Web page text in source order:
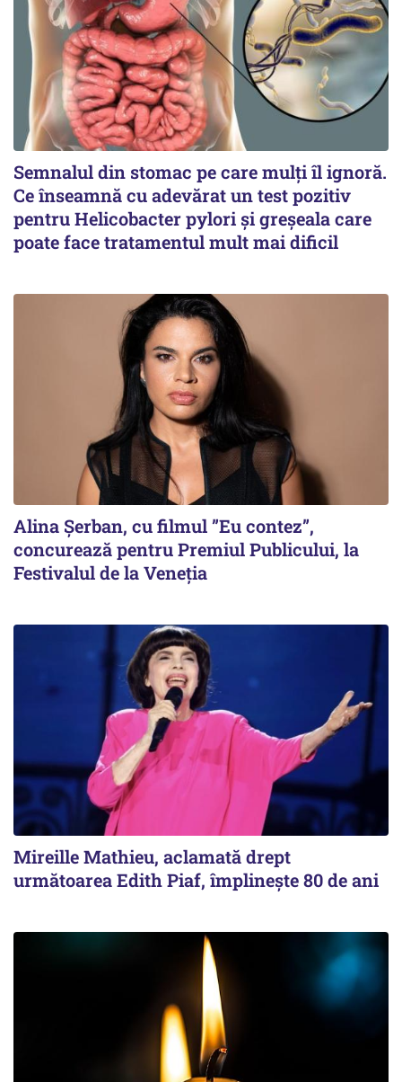
Semnalul din stomac pe care mulți îl ignoră.
Ce înseamnă cu adevărat un test pozitiv
pentru Helicobacter pylori și greșeala care
poate face tratamentul mult mai dificil
Alina Șerban, cu filmul ”Eu contez”,
concurează pentru Premiul Publicului, la
Festivalul de la Veneția
Mireille Mathieu, aclamată drept
următoarea Edith Piaf, împlinește 80 de ani